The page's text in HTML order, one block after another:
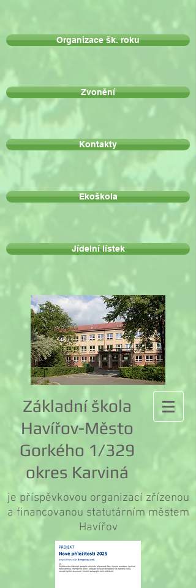
Organizace šk. roku
Zvonění
Kontakty
Ekoškola
Jídelní lístek
Základní škola
Havířov-Město
Gorkého 1/329
okres Karviná
je příspěvkovou organizací zřízenou
a financovanou statutárním městem
Havířov